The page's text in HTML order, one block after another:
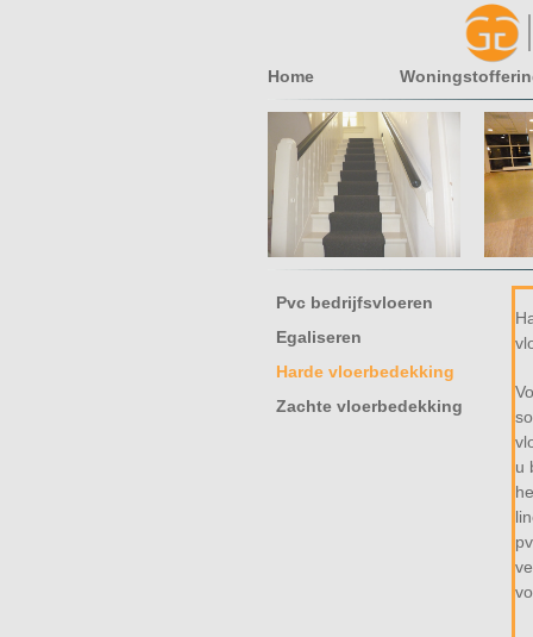
Home
Pvc bedrijfsvloeren
Egaliseren
Harde vloerbedekking
Zachte vloerbedekking
u